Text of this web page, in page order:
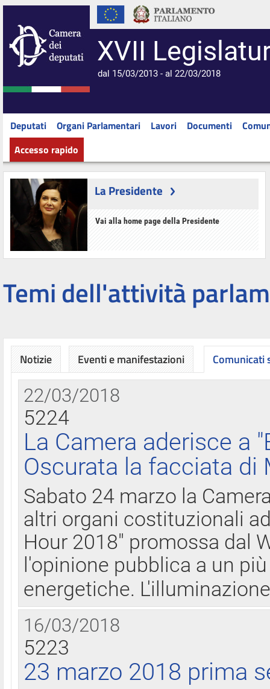
XVII
dal 15/03/2013 - al 22/03/2018
Deputati Organi Parlamentari Lavori Documenti
Accesso rapido
La Presidente
Vai alla home page della Presidente
Temi dell'attività
Notizie Eventi e manifestazioni Comunicati
22/03/2018
5224
La Camera aderisce a
Oscurata la facciata di
Sabato 24 marzo la
altri organi costituzionali
Hour 2018" promossa dal
l'opinione pubblica a un
energetiche.
16/03/2018
5223
23 marzo 2018 prima